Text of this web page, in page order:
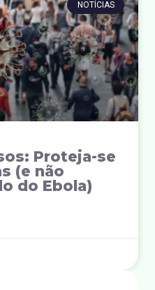
NOTÍCIAS
Proteja-se
(e não
do Ebola)